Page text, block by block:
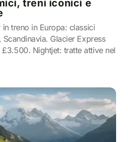
treni iconici e
treno in Europa: classici
Glacier Express
£3.500. Nightjet: tratte attive nel